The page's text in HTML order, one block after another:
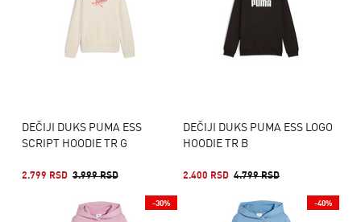
DEČIJI DUKS PUMA ESS
SCRIPT HOODIE TR G
2.799 RSD 3.999 RSD
DEČIJI DUKS PUMA ESS LOGO
HOODIE TR B
2.400 RSD 4.799 RSD
-30% -40%